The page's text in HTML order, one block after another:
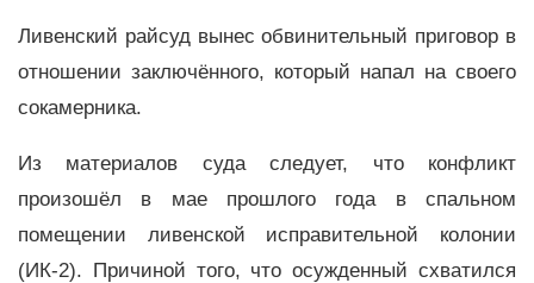
Ливенский райсуд вынес обвинительный приговор в
отношении заключённого, который напал на своего
сокамерника.
Из материалов суда следует, что конфликт
произошёл в мае прошлого года в спальном
помещении ливенской исправительной колонии
(ИК-2). Причиной того, что осужденный схватился